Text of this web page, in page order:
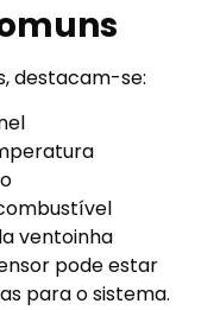
destacam-se:
ventoinha
pode estar
para o sistema.